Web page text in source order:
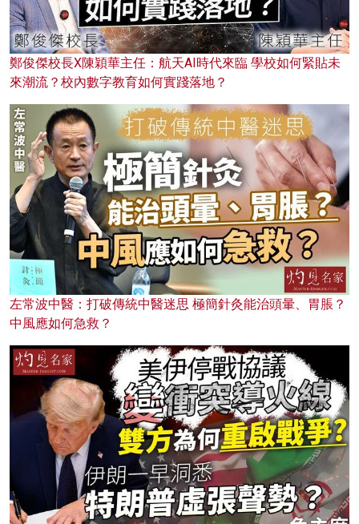
鄭俊傑校長X陳穎華主任：航天AI時代來臨 學校如何緊貼未
來潮流？校內數字教育如何實踐落地？
左常波中醫：打破傳統中醫迷思 極簡針灸能治頭暈、胃脹？
中風應如何急救？